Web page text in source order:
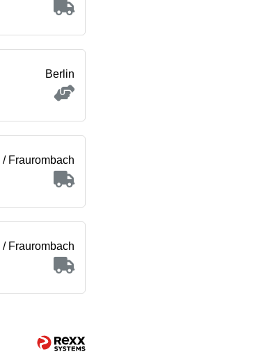
Berlin
/ Fraurombach
/ Fraurombach